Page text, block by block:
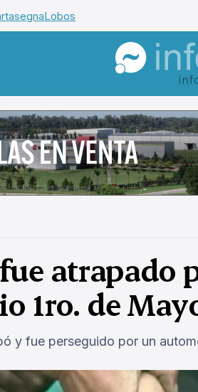
Lobos
atrapado
1ro. de
y fue perseguido por un